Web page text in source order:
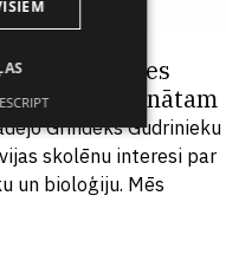
pieteikties
čempionātam
Grindeks Gudrinieku
skolēnu interesi par
un bioloģiju. Mēs